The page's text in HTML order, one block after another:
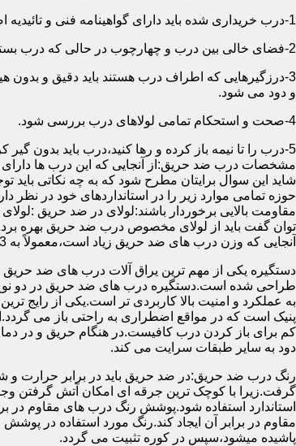
1-درب خریداری شده باید دارای گواهینامه فنی و تائیدیه اصالت کالا از سازمان آتش نشانی باشد.
2-فضای خالی بین درب و چهارچوب در حالی که درب بسته است،باید 4 میلیمتر از قسمت بالا و اطراف باشد.این فاصله در پایین درب می تواند تا 8 میلیمتر باشد.به عبارتی نور نباید از پایین درب درز نماید.
3-درزگیرهایی که اطراف درب هستند باید دقیق و
و دود می شود.
4-صحت و استحکام تمامی لولاهای درب بررسی شود.
5-درب را تا نیمه باز کرده و رها کنید،درب باید بدون گیر کردن کاملاً بسته شود.
مشخصات درب ضد حریق:از آنجایی که این درب ها
شاید این سوال برایتان مطرح شود که به چه نکاتی باید
حوزه تمامی موارد زیر را در استانداردهای خود در نظر
توان گفت باید از لولای مخصوص درب ضد حریق بهره
آنجایی که وزن درب های ضد حریق زیاد است،معمولاً به 3 عدد لولا نیاز دارند.در حالیکه درب های معمولی با وزن پایین دارای 2 عدد لولا هستند.
دستگیره یکی از مهم ترین یراق آلات درب های ضد حریق
طراحی شده است.دستگیره درب های ضد حریق در دو
به عملکرد و امنیت بالا کاربردی تر است.یکی از رایج
پنیک است که در مواقع اضطراری به راحتی باز می
کم برای باز کردن درب کافیست.در هنگام حریق و در دمای
دود به سایر طبقات سرایت می کند.
رنگ درب ضد حریق:در ضد حریق باید در برابر حرارت و
گرفت.زیرا با کوچک ترین جرقه ای امکان آتش گرفتن
استاندارد استفاده شود.پوشش رنگ درب های مقاوم در
مقاوم در برابر آن ایجاد کند.رنگ مورد استفاده در
پاشیده میشود،سپس در کوره تثبیت می گردد.